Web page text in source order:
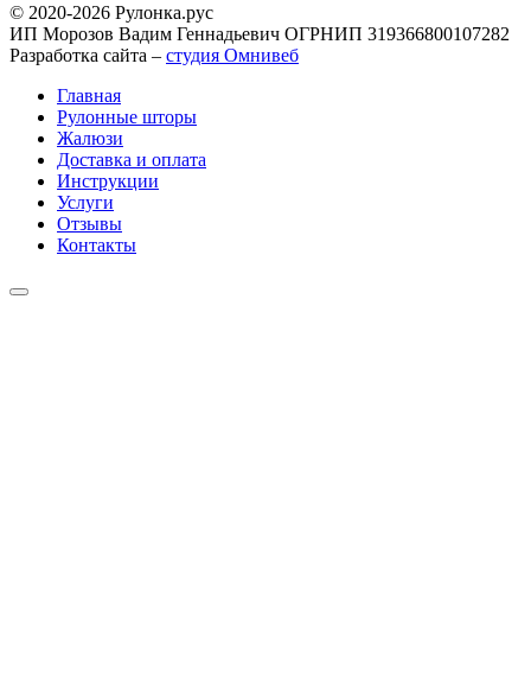
© 2020-2026 Рулонка.рус
ИП Морозов Вадим Геннадьевич ОГРНИП 319366800107282
Разработка сайта – студия Омнивеб
Главная
Рулонные шторы
Жалюзи
Доставка и оплата
Инструкции
Услуги
Отзывы
Контакты